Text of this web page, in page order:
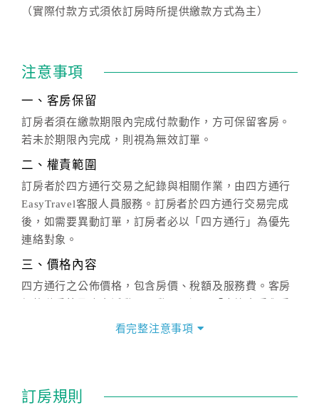
（實際付款方式須依訂房時所提供繳款方式為主）
注意事項
一、客房保留
訂房者須在繳款期限內完成付款動作，方可保留客房。
若未於期限內完成，則視為無效訂單。
二、權責範圍
訂房者於四方通行交易之紀錄與相關作業，由四方通行
EasyTravel客服人員服務。訂房者於四方通行交易完成
後，如需要異動訂單，訂房者必以「四方通行」為優先
連絡對象。
三、價格內容
四方通行之公佈價格，包含房價、稅額及服務費。客房
價」之當日價格為標準。
話方式異動訂單。
看完整注意事項
訂房規則